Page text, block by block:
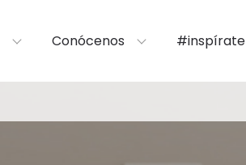
Conócenos #inspírate